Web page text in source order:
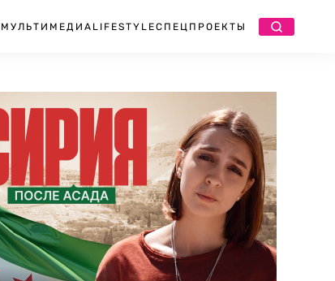
МУЛЬТИМЕДИА LIFESTYLEСПЕЦПРОЕКТЫ